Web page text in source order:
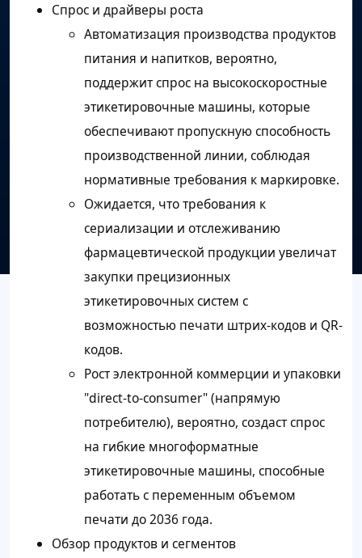
Спрос и драйверы роста
Автоматизация производства продуктов
питания и напитков, вероятно,
поддержит спрос на высокоскоростные
этикетировочные машины, которые
обеспечивают пропускную способность
производственной линии, соблюдая
нормативные требования к маркировке.
Ожидается, что требования к
сериализации и отслеживанию
фармацевтической продукции увеличат
закупки прецизионных
этикетировочных систем с
возможностью печати штрих-кодов и QR-
кодов.
Рост электронной коммерции и упаковки
"direct-to-consumer" (напрямую
потребителю), вероятно, создаст спрос
на гибкие многоформатные
этикетировочные машины, способные
работать с переменным объемом
печати до 2036 года.
Обзор продуктов и сегментов